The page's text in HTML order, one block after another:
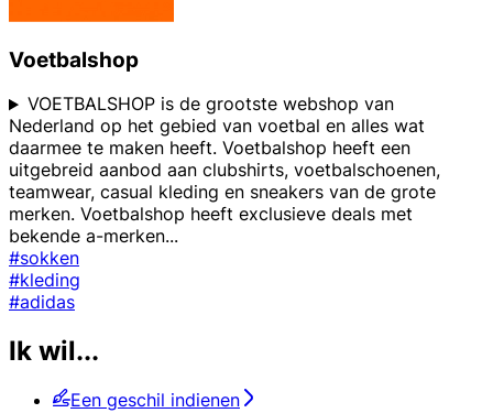
Voetbalshop
VOETBALSHOP is de grootste webshop van
Nederland op het gebied van voetbal en alles wat
daarmee te maken heeft. Voetbalshop heeft een
uitgebreid aanbod aan clubshirts, voetbalschoenen,
teamwear, casual kleding en sneakers van de grote
merken. Voetbalshop heeft exclusieve deals met
bekende a-merken...
#sokken
#kleding
#adidas
Ik wil...
Een geschil indienen